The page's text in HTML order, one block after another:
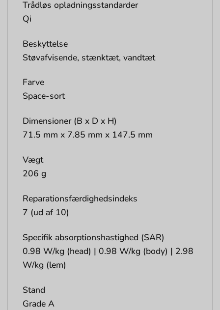
Trådløs opladningsstandarder
Qi
Beskyttelse
Støvafvisende, stænktæt, vandtæt
Farve
Space-sort
Dimensioner (B x D x H)
71.5 mm x 7.85 mm x 147.5 mm
Vægt
206 g
Reparationsfærdighedsindeks
7 (ud af 10)
Specifik absorptionshastighed (SAR)
0.98 W/kg (head) | 0.98 W/kg (body) | 2.98
W/kg (lem)
Stand
Grade A